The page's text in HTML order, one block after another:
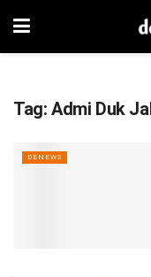
Tag: Admi Duk
DENEWS